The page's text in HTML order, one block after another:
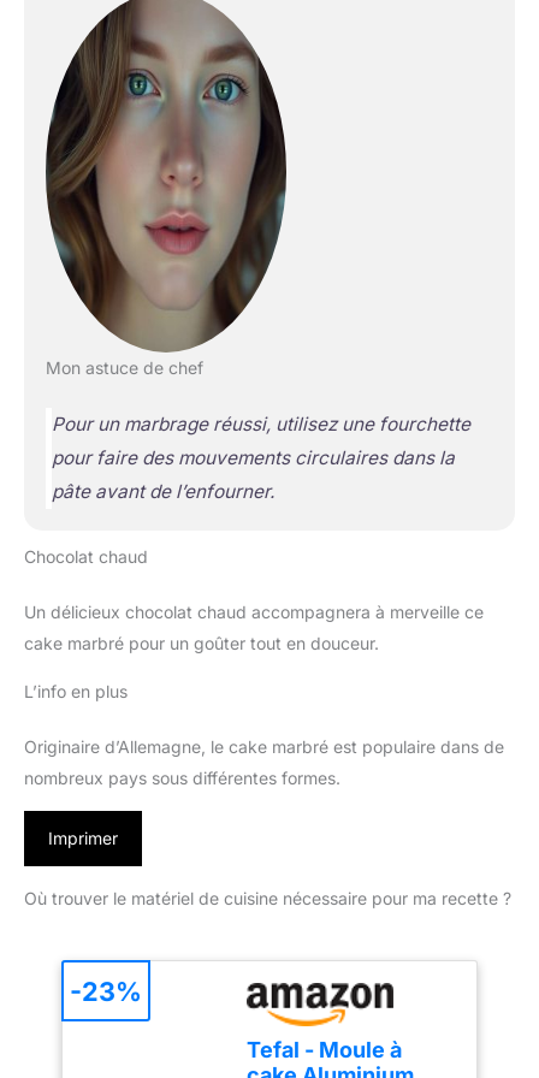
Mon astuce de chef
Pour un marbrage réussi, utilisez une fourchette
pour faire des mouvements circulaires dans la
pâte avant de l’enfourner.
Chocolat chaud
Un délicieux chocolat chaud accompagnera à merveille ce
cake marbré pour un goûter tout en douceur.
L’info en plus
Originaire d’Allemagne, le cake marbré est populaire dans de
nombreux pays sous différentes formes.
Imprimer
Où trouver le matériel de cuisine nécessaire pour ma recette ?
Tefal - Moule à
-23%